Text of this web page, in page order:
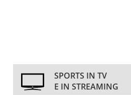
SPORTS IN TV
E IN STREAMING